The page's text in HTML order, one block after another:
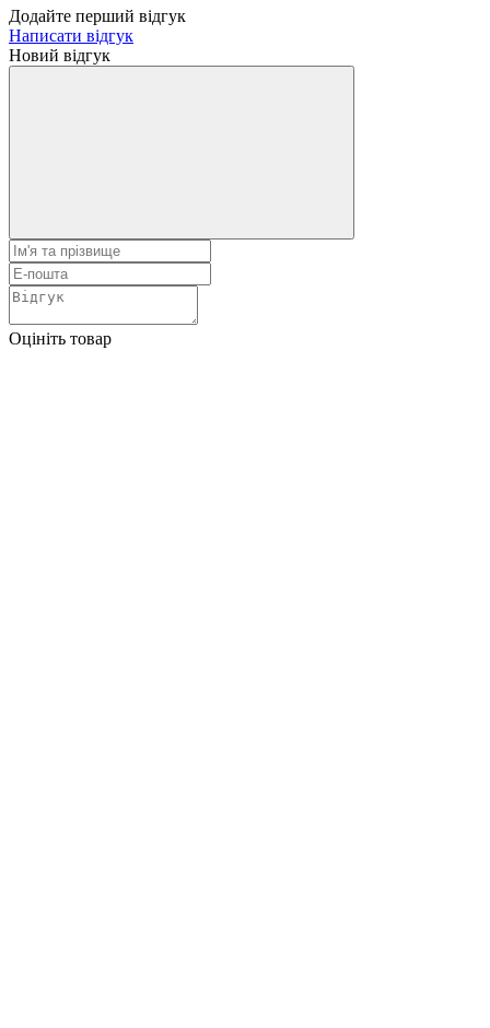
Додайте перший відгук
Написати відгук
Новий відгук
Оцініть товар